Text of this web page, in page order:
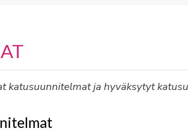
katusuunnitelmat ja hyväksytyt